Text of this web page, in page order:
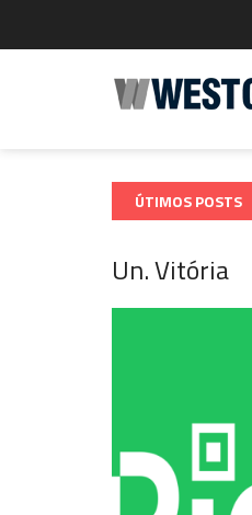
ÚTIMOS POSTS
MARKETING INFORMA
Un. Vitória